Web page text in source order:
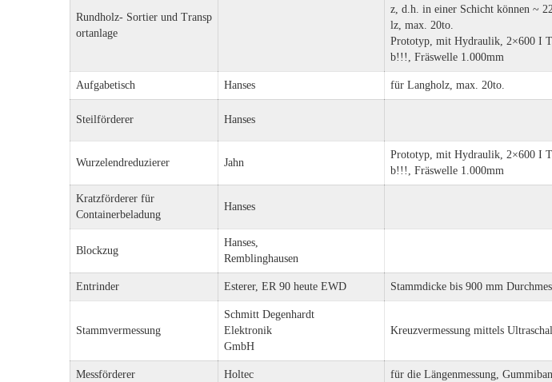
Rundholz- Sortier und Transp
ortanlage
z, d.h. in einer Schicht können ~
lz, max. 20to.
Prototyp, mit Hydraulik, 2×600 I
b!!!, Fräswelle 1.000mm
Aufgabetisch Hanses für Langholz, max. 20to.
Steilförderer Hanses
Wurzelendreduzierer Jahn
Prototyp, mit Hydraulik, 2×600 I
b!!!, Fräswelle 1.000mm
Kratzförderer für
Containerbeladung
Hanses
Blockzug
Hanses,
Remblinghausen
Entrinder Esterer, ER 90 heute EWD Stammdicke bis 900 mm
Stammvermessung
Schmitt Degenhardt
Elektronik
GmbH
Kreuzvermessung mittels
Messförderer Holtec für die Längenmessung,